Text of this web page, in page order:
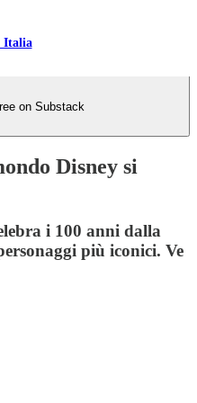
Italia
on Substack
Disney si
i 100 anni dalla
più iconici. Ve